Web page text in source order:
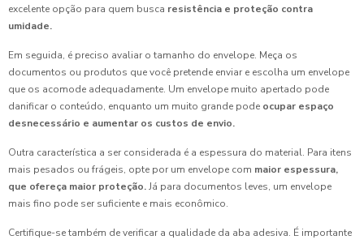
excelente opção para quem busca resistência e proteção contra
umidade.
Em seguida, é preciso avaliar o tamanho do envelope. Meça os
documentos ou produtos que você pretende enviar e escolha um envelope
que os acomode adequadamente. Um envelope muito apertado pode
danificar o conteúdo, enquanto um muito grande pode ocupar espaço
desnecessário e aumentar os custos de envio.
Outra característica a ser considerada é a espessura do material. Para itens
mais pesados ou frágeis, opte por um envelope com maior espessura,
que ofereça maior proteção.Já para documentos leves, um envelope
mais fino pode ser suficiente e mais econômico.
Certifique-se também de verificar a qualidade da aba adesiva. É importante